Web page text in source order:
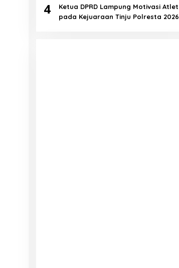
4
Ketua DPRD Lampung Motivasi Atlet
pada Kejuaraan Tinju Polresta 2026